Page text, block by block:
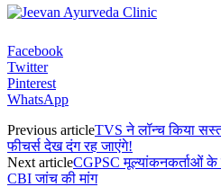
Facebook
Twitter
Pinterest
WhatsApp
Previous articleTVS ने लॉन्च किया
फीचर्स देख दंग रह जाएंगे!
Next articleCGPSC मूल्यांकनकर्ताओं के
CBI जांच की मांग